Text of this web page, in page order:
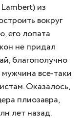
из
вокруг
его лопата
не придал
благополучно
мужчина все-таки
Оказалось,
плиозавра,
лет назад.